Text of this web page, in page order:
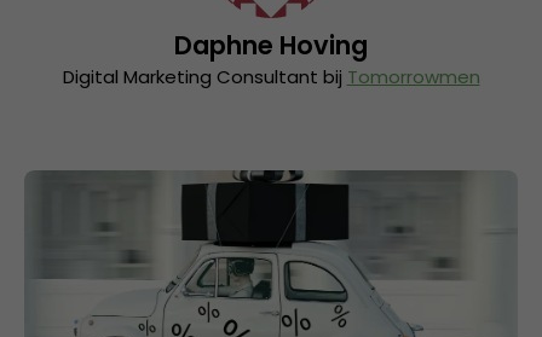
Daphne Hoving
Digital Marketing Consultant bij Tomorrowmen